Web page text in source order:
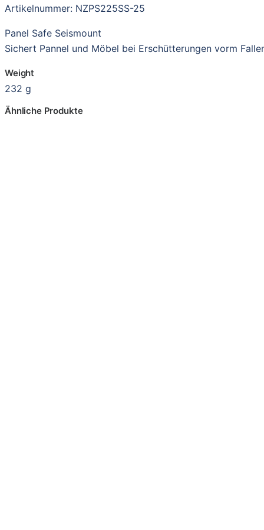
Artikelnummer: NZPS225SS-25
Panel Safe Seismount
Sichert Pannel und Möbel bei Erschütterungen vorm
Weight
232 g
Ähnliche Produkte